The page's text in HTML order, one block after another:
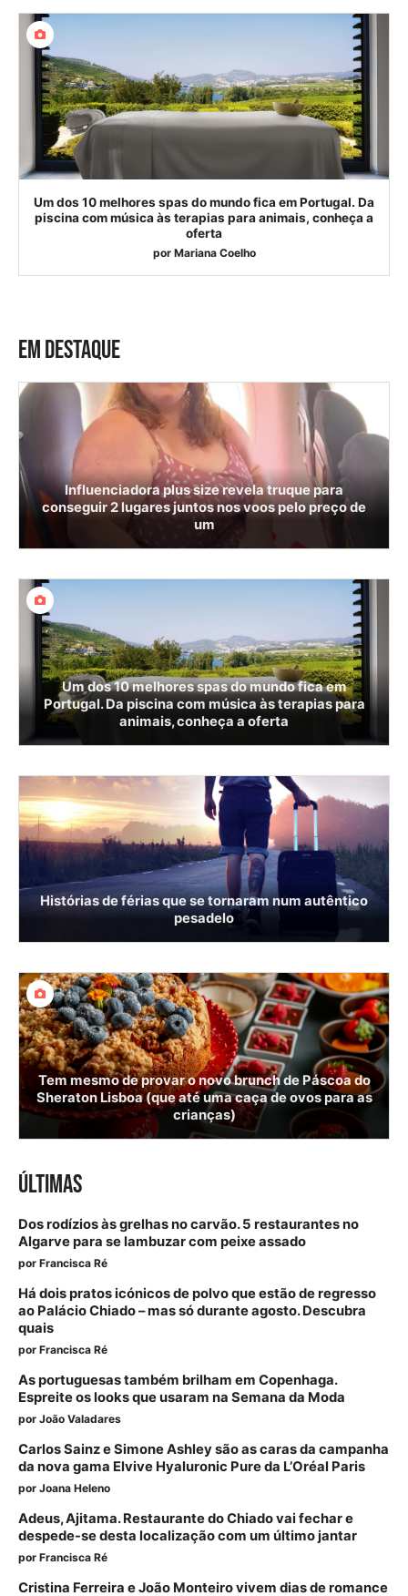
Um dos 10 melhores spas do mundo fica em Portugal. Da
piscina com música às terapias para animais, conheça a
oferta
por Mariana Coelho
EM DESTAQUE
Influenciadora plus size revela truque para
conseguir 2 lugares juntos nos voos pelo preço de
um
Um dos 10 melhores spas do mundo fica em
Portugal. Da piscina com música às terapias para
animais, conheça a oferta
Histórias de férias que se tornaram num autêntico
pesadelo
Tem mesmo de provar o novo brunch de Páscoa do
Sheraton Lisboa (que até uma caça de ovos para as
crianças)
ÚLTIMAS
Dos rodízios às grelhas no carvão. 5 restaurantes no
Algarve para se lambuzar com peixe assado
por Francisca Ré
Há dois pratos icónicos de polvo que estão de regresso
ao Palácio Chiado – mas só durante agosto. Descubra
quais
por Francisca Ré
As portuguesas também brilham em Copenhaga.
Espreite os looks que usaram na Semana da Moda
por João Valadares
Carlos Sainz e Simone Ashley são as caras da campanha
da nova gama Elvive Hyaluronic Pure da L’Oréal Paris
por Joana Heleno
Adeus, Ajitama. Restaurante do Chiado vai fechar e
despede-se desta localização com um último jantar
por Francisca Ré
Cristina Ferreira e João Monteiro vivem dias de romance